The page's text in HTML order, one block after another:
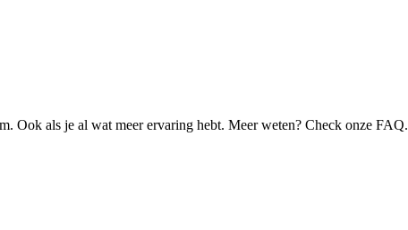
Ook als je al wat meer ervaring hebt. Meer weten? Check onze FAQ.